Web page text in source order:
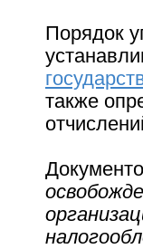
Порядок
также